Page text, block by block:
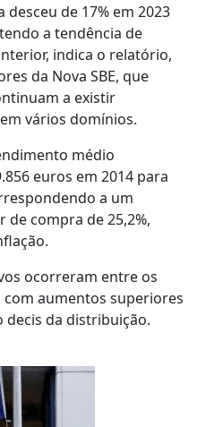
de 17% em 2023
a tendência de
indica o relatório,
da Nova SBE, que
a existir
vários domínios.
médio
euros em 2014 para
a um
compra de 25,2%,
ocorreram entre os
aumentos superiores
decis da distribuição.